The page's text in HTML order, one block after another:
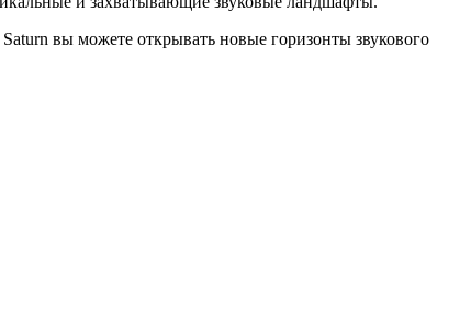
вы можете открывать новые горизонты звукового